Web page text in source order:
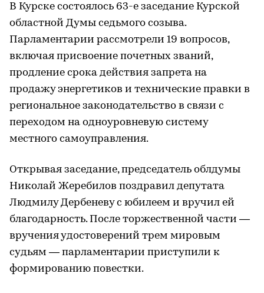
В Курске состоялось 63-е заседание Курской
областной Думы седьмого созыва.
Парламентарии рассмотрели 19 вопросов,
включая присвоение почетных званий,
продление срока действия запрета на
продажу энергетиков и технические правки в
региональное законодательство в связи с
переходом на одноуровневую систему
местного самоуправления.
Открывая заседание, председатель облдумы
Николай Жеребилов поздравил депутата
Людмилу Дербеневу с юбилеем и вручил ей
благодарность. После торжественной части —
вручения удостоверений трем мировым
судьям — парламентарии приступили к
формированию повестки.